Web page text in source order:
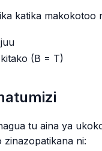
katika makokotoo
(B = T)
tu aina ya
zinazopatikana ni: